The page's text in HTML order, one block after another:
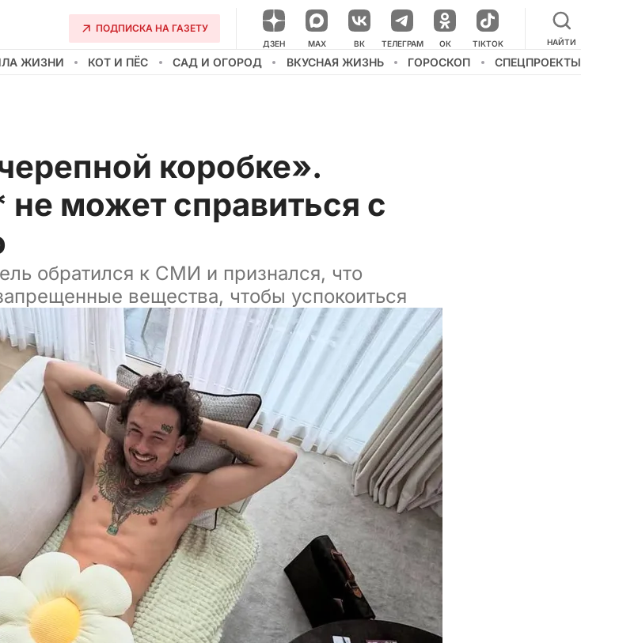
ПОДПИСКА НА ГАЗЕТУ
ДЗЕН НАШ КАНАЛ В МЕССЕНДЖЕРЕ
MAX ВК ТЕЛЕГРАМ ОК TIKTOK НАЙТИ
ЖИЗНИ КОТ И ПЁС САД И ОГОРОД ВКУСНАЯ ЖИЗНЬ ГОРОСКОП СПЕЦПРОЕКТЫ
коробке».
может справиться с
обратился к СМИ и признался, что
вещества, чтобы успокоиться